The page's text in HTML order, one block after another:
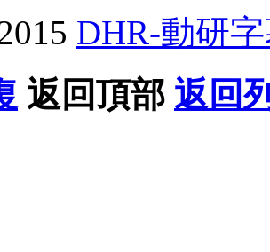
DHR-動研
返回頂部 返回